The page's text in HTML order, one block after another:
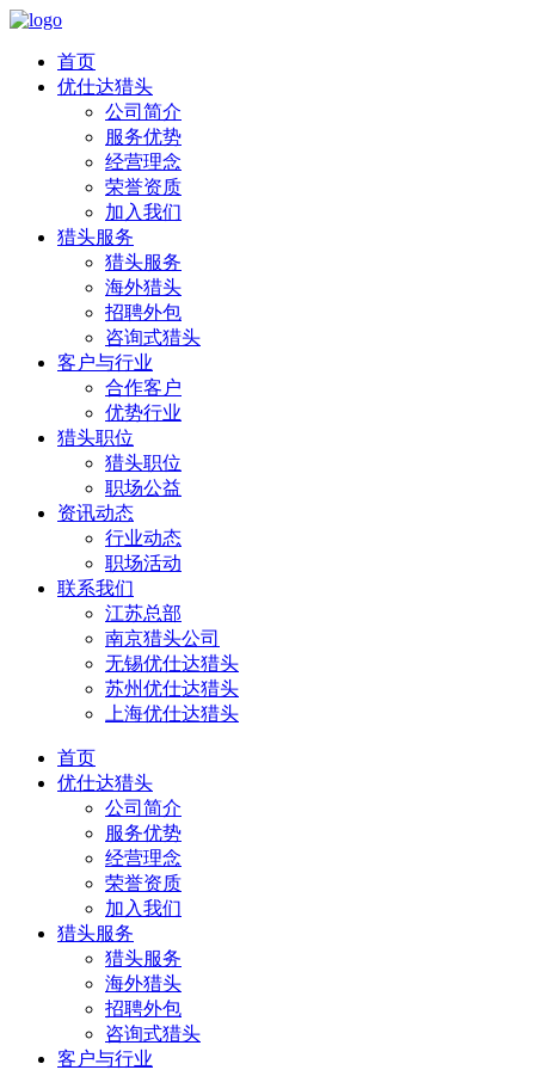
首页
优仕达猎头
公司简介
服务优势
经营理念
荣誉资质
加入我们
猎头服务
猎头服务
海外猎头
招聘外包
咨询式猎头
客户与行业
合作客户
优势行业
猎头职位
猎头职位
职场公益
资讯动态
行业动态
职场活动
联系我们
江苏总部
南京猎头公司
无锡优仕达猎头
苏州优仕达猎头
上海优仕达猎头
首页
优仕达猎头
公司简介
服务优势
经营理念
荣誉资质
加入我们
猎头服务
猎头服务
海外猎头
招聘外包
咨询式猎头
客户与行业